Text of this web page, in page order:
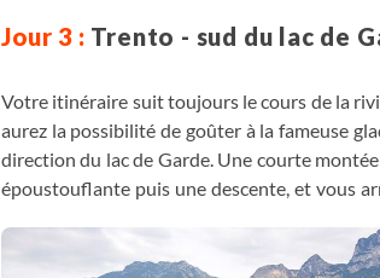
Trento - sud du lac de
Votre itinéraire suit toujours le cours de la
aurez la possibilité de goûter à la fameuse
direction du lac de Garde. Une courte
époustouflante puis une descente, et vous